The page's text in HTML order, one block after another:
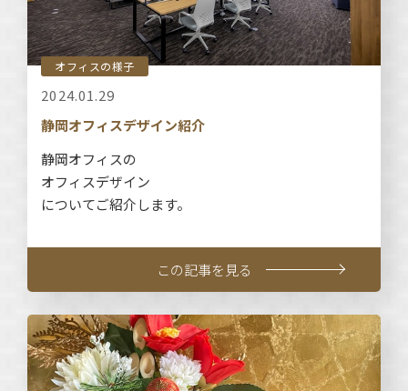
オフィスの様子
2024.01.29
静岡オフィスデザイン紹介
静岡オフィスの
オフィスデザイン
についてご紹介します。
この記事を見る